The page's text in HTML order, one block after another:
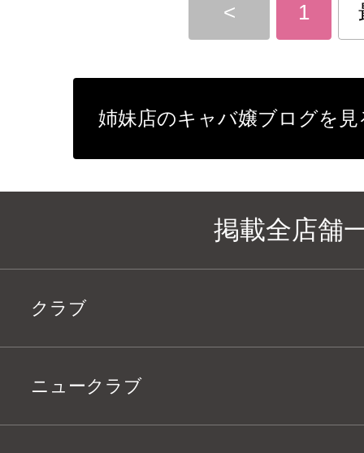
< 1
姉妹店のキャバ嬢ブログを見
掲載全店舗
クラブ
ニュークラブ